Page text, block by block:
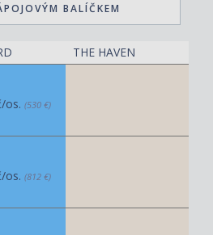
BALÍČKEM
THE HAVEN
os. (530 €)
os. (812 €)